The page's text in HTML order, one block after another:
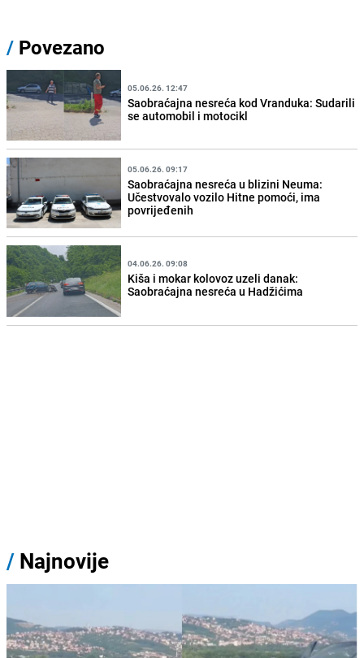
/ Povezano
05.06.26. 12:47
Saobraćajna nesreća kod Vranduka: Sudarili
se automobil i motocikl
05.06.26. 09:17
Saobraćajna nesreća u blizini Neuma:
Učestvovalo vozilo Hitne pomoći, ima
povrijeđenih
04.06.26. 09:08
Kiša i mokar kolovoz uzeli danak:
Saobraćajna nesreća u Hadžićima
/ Najnovije